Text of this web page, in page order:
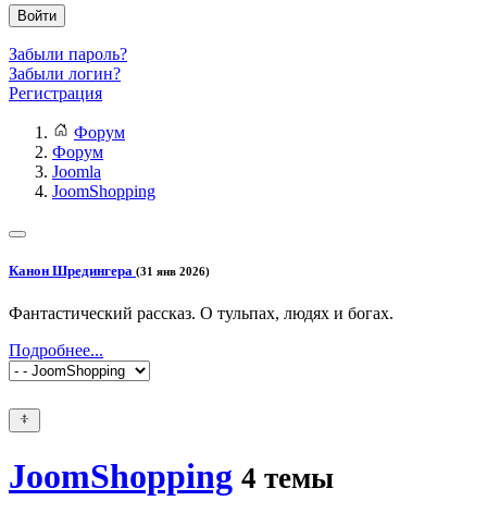
Войти
Забыли пароль?
Забыли логин?
Регистрация
Форум
Форум
Joomla
JoomShopping
Канон Шредингера (31 янв 2026)
Фантастический рассказ. О тульпах, людях и богах.
Подробнее...
JoomShopping 4 темы